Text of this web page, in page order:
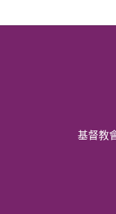
基督教